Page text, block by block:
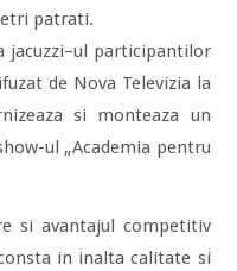
patrati.
jacuzzi–ul participantilor
de Nova Televizia la
si monteaza un
ul „Academia pentru
si avantajul competitiv
in inalta calitate si